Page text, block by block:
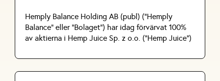
Hemply Balance Holding AB (publ) (“Hemply
Balance” eller “Bolaget”) har idag förvärvat 100%
av aktierna i Hemp Juice Sp. z o.o. ("Hemp Juice")